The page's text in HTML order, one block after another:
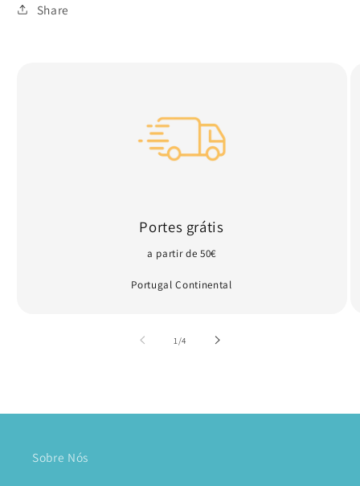
Share
Portes grátis
a partir de 50€
Portugal Continental
1 /de
4
Sobre Nós